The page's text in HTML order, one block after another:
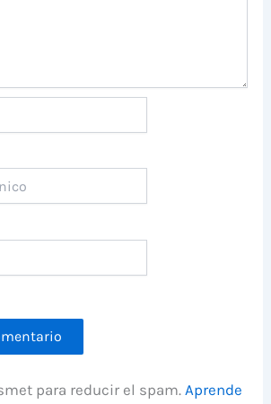
para reducir el spam.Aprende